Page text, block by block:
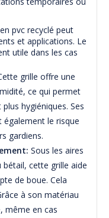
pvc recyclé peut
et applications. Le
utile dans les cas
grille offre une
ce qui permet
hygiéniques. Ses
le risque
gardiens.
Sous les aires
cette grille aide
de boue. Cela
à son matériau
même en cas